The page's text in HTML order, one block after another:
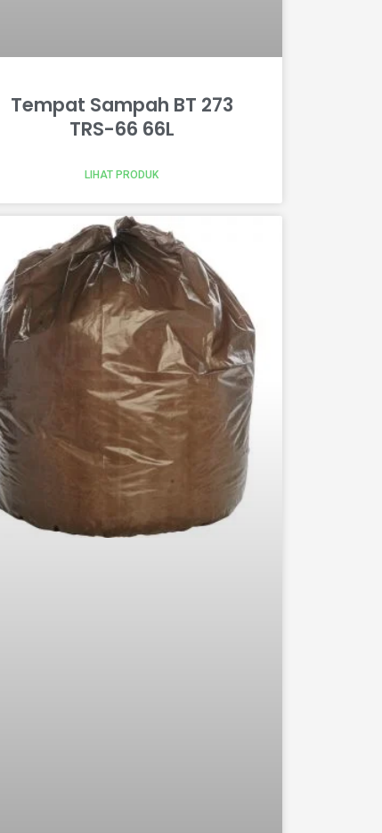
Tempat Sampah BT 273
TRS-66 66L
LIHAT PRODUK